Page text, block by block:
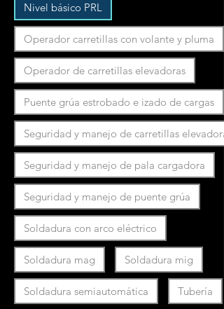
Nivel básico PRL
Operador carretillas con volante y pluma
Operador de carretillas elevadoras
Puente grúa estrobado e izado de cargas
Seguridad y manejo de carretillas
Seguridad y manejo de pala cargadora
Seguridad y manejo de puente grúa
Soldadura con arco eléctrico
Soldadura mag Soldadura mig
Soldadura semiautomática Tubería